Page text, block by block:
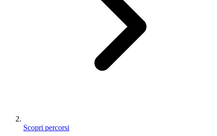
Scopri percorsi